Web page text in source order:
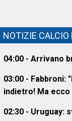
NOTIZIE CALCIO
04:00 - Arrivano
03:00 - Fabbroni:
indietro! Ma ecco
02:30 - Uruguay: